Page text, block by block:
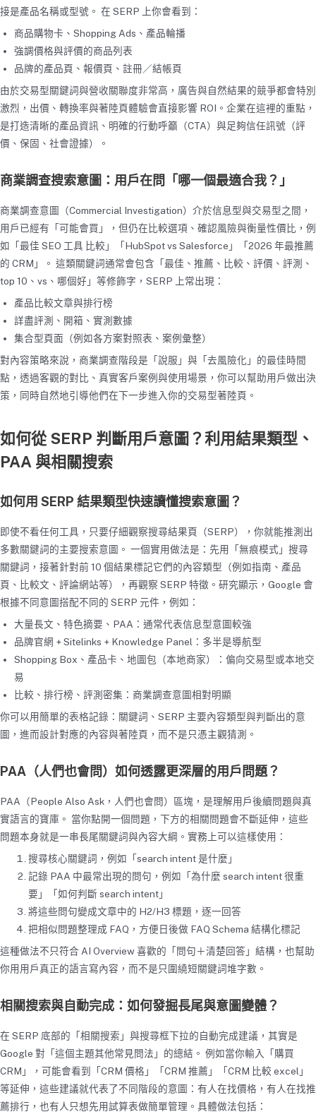
接是產品名稱或型號。 在 SERP 上你會看到：
商品購物卡、Shopping Ads、產品輪播
強調價格與評價的商品列表
品牌的產品頁、報價頁、註冊／結帳頁
由於交易型關鍵詞與營收關聯度非常高，廣告與自然結果的競爭都會特別
激烈，出價、轉換率與著陸頁體驗會直接影響 ROI。企業在這裡的重點，
是打造清晰的產品資訊、明確的行動呼籲（CTA）與足夠信任訊號（評
價、保固、社會證據）。
商業調查搜索意圖：用戶在問「哪一個最適合我？」
商業調查意圖（Commercial Investigation）介於信息型與交易型之間，
用戶已經有「可能會買」，但仍在比較選項、確認風險與衡量性價比，例
如「最佳 SEO 工具 比較」「HubSpot vs Salesforce」「2026 年最推薦
的 CRM」。 這類關鍵詞通常會包含「最佳、推薦、比較、評價、評測、
top 10、vs、哪個好」等修飾字，SERP 上常出現：
產品比較文章與排行榜
詳盡評測、開箱、實測數據
集合型頁面（例如各方案對照表、案例彙整）
對內容策略來說，商業調查階段是「說服」與「去風險化」的最佳時間
點，透過客觀的對比、真實客戶案例與使用場景，你可以幫助用戶做出決
策，同時自然地引導他們在下一步進入你的交易型著陸頁。
如何從 SERP 判斷用戶意圖？利用結果類型、
PAA 與相關搜索
如何用 SERP 結果類型快速讀懂搜索意圖？
即使不看任何工具，只要仔細觀察搜尋結果頁（SERP），你就能推測出
多數關鍵詞的主要搜索意圖。 一個實用做法是：先用「無痕模式」搜尋
關鍵詞，接著針對前 10 個結果標記它們的內容類型（例如指南、產品
頁、比較文、評論網站等），再觀察 SERP 特徵。研究顯示，Google 會
根據不同意圖搭配不同的 SERP 元件，例如：
大量長文、特色摘要、PAA：通常代表信息型意圖較強
品牌官網 + Sitelinks + Knowledge Panel：多半是導航型
Shopping Box、產品卡、地圖包（本地商家）：偏向交易型或本地交
易
比較、排行榜、評測密集：商業調查意圖相對明顯
你可以用簡單的表格記錄：關鍵詞、SERP 主要內容類型與判斷出的意
圖，進而設計對應的內容與著陸頁，而不是只憑主觀猜測。
PAA（人們也會問）如何透露更深層的用戶問題？
PAA（People Also Ask，人們也會問）區塊，是理解用戶後續問題與真
實語言的寶庫。 當你點開一個問題，下方的相關問題會不斷延伸，這些
問題本身就是一串長尾關鍵詞與內容大綱。實務上可以這樣使用：
搜尋核心關鍵詞，例如「search intent 是什麼」
記錄 PAA 中最常出現的問句，例如「為什麼 search intent 很重
要」「如何判斷 search intent」
將這些問句變成文章中的 H2/H3 標題，逐一回答
把相似問題整理成 FAQ，方便日後做 FAQ Schema 結構化標記
這種做法不只符合 AI Overview 喜歡的「問句＋清楚回答」結構，也幫助
你用用戶真正的語言寫內容，而不是只圍繞短關鍵詞堆字數。
相關搜索與自動完成：如何發掘長尾與意圖變體？
在 SERP 底部的「相關搜索」與搜尋框下拉的自動完成建議，其實是
Google 對「這個主題其他常見問法」的總結。 例如當你輸入「購買
CRM」，可能會看到「CRM 價格」「CRM 推薦」「CRM 比較 excel」
等延伸，這些建議就代表了不同階段的意圖：有人在找價格，有人在找推
薦排行，也有人只想先用試算表做簡單管理。具體做法包括：